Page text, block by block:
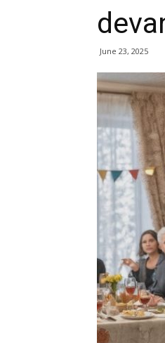
June 23, 2025